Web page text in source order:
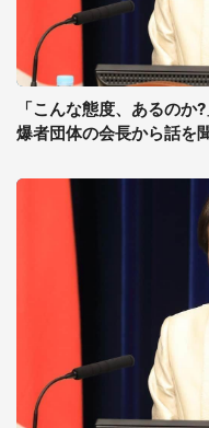
「こんな態度、あるの
爆者団体の会長から話を